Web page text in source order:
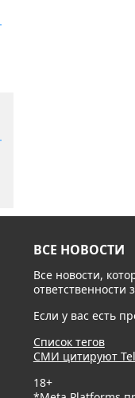
ВСЕ НОВОСТИ
Все новости,
ответственности
Если у вас есть
Список тегов
СМИ цитируют
18+